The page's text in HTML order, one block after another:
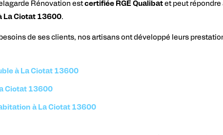
Rénovation estcertifiée RGE Qualibat et peut répondre
La Ciotat 13600.
de ses clients, nos artisans ont développé leurs
à La Ciotat 13600
Ciotat 13600
à La Ciotat 13600